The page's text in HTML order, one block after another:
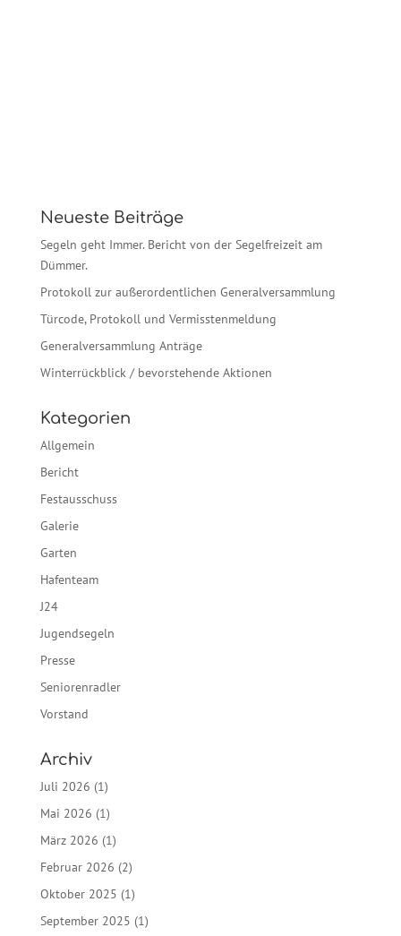
Neueste Beiträge
Dümmer.
Protokoll zur außerordentlichen Generalversammlung
Türcode, Protokoll und Vermisstenmeldung
Generalversammlung Anträge
Winterrückblick / bevorstehende Aktionen
Kategorien
Allgemein
Bericht
Galerie
Garten
Hafenteam
J24
Jugendsegeln
Presse
Seniorenradler